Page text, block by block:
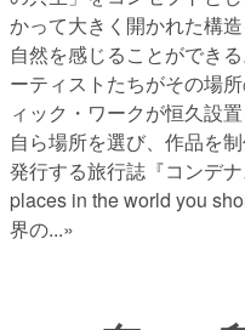
かって大きく開かれた構
自然を感じることができ
ーティストたちがその場
ィック・ワークが恒久設
自ら場所を選び、作品を
発行する旅行誌『コンデ
places in the world you
界の...»